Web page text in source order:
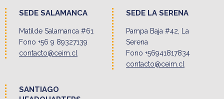
SEDE SALAMANCA
Matilde Salamanca #61
Fono +56 9 89327139
contacto@ceim.cl
SEDE LA SERENA
Pampa Baja #42, La
Serena
Fono +56941817834
contacto@ceim.cl
SANTIAGO